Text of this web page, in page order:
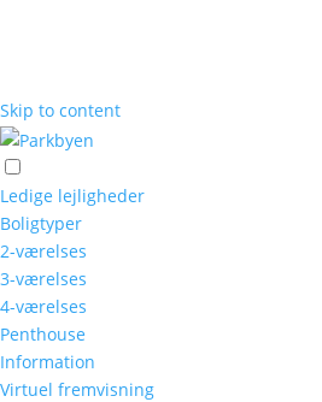
Skip to content
Ledige lejligheder
Boligtyper
2-værelses
3-værelses
4-værelses
Penthouse
Information
Virtuel fremvisning